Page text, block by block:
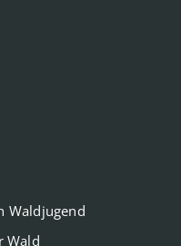
Waldjugend
Wald